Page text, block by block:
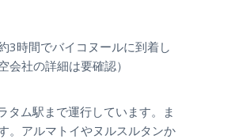
3時間でバイコヌールに到着し
社の詳細は要確認）
タム駅まで運行しています。ま
。アルマトイやヌルスルタンか